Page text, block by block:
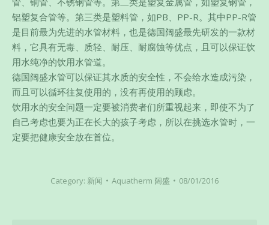
铝塑复合管等。第三类是塑料管，如PB、PP-R。其中PP-R管
是目前最为先进的水管材料，也是德国阔盛最先研发的一款材
料，它具有无毒、质轻、耐压、耐腐蚀等优点，且可以保证饮
用水纯净的饮用水管道。
德国阔盛水管可以保证其水质的安全性，不会给水造成污染，
而且可以循环往复使用的，没有再使用的顾虑。
饮用水的安全问题一定要被消费者们所重视起来，即使不为了
自己考虑也要为正在长大的孩子考虑，所以在挑选水管时，一
定要把健康安全放在首位。
Category: 新闻 Aquatherm 阔盛 08/01/2016